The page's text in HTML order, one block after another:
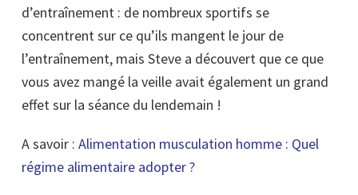
d’entraînement : de nombreux sportifs se
concentrent sur ce qu’ils mangent le jour de
l’entraînement, mais Steve a découvert que ce que
vous avez mangé la veille avait également un grand
effet sur la séance du lendemain !
A savoir : Alimentation musculation homme : Quel
régime alimentaire adopter ?